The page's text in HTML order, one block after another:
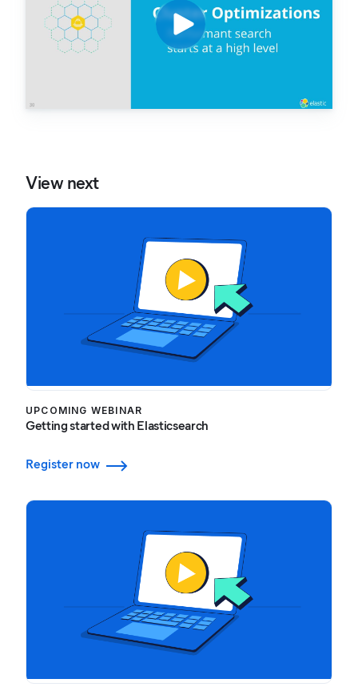
View next
UPCOMING WEBINAR
Getting started with Elasticsearch
Register now